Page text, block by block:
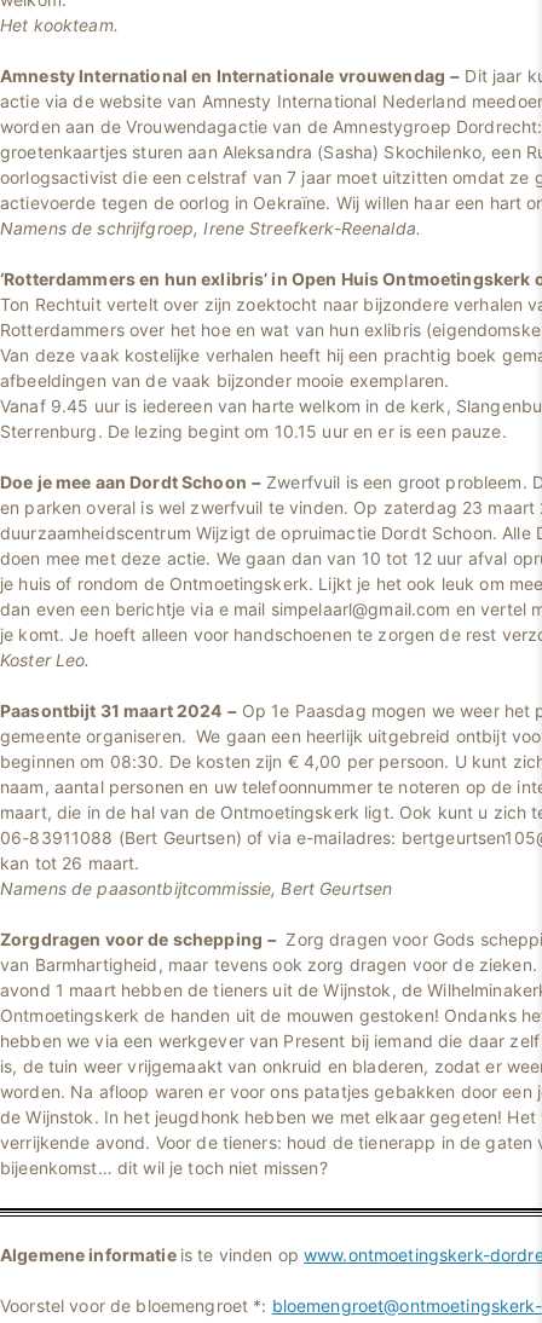
Het kookteam.
Amnesty International en Internationale vrouwendag − Dit jaar
actie via de website van Amnesty International Nederland
worden aan de Vrouwendagactie van de Amnestygroep
groetenkaartjes sturen aan Aleksandra (Sasha) Skochilenko, een
oorlogsactivist die een celstraf van 7 jaar moet uitzitten omdat ze
actievoerde tegen de oorlog in Oekraïne. Wij willen haar een hart
Namens de schrijfgroep, Irene Streefkerk-Reenalda.
‘Rotterdammers en hun exlibris’ in Open Huis Ontmoetingskerk
Ton Rechtuit vertelt over zijn zoektocht naar bijzondere verhalen
Rotterdammers over het hoe en wat van hun exlibris
Van deze vaak kostelijke verhalen heeft hij een prachtig boek
afbeeldingen van de vaak bijzonder mooie exemplaren.
Vanaf 9.45 uur is iedereen van harte welkom in de kerk,
Sterrenburg. De lezing begint om 10.15 uur en er is een pauze.
Doe je mee aan Dordt Schoon − Zwerfvuil is een groot probleem.
en parken overal is wel zwerfvuil te vinden. Op zaterdag 23 maart
duurzaamheidscentrum Wijzigt de opruimactie Dordt Schoon. Alle
doen mee met deze actie. We gaan dan van 10 tot 12 uur afval
je huis of rondom de Ontmoetingskerk. Lijkt je het ook leuk om
dan even een berichtje via e mail simpelaarl@gmail.com en vertel
je komt. Je hoeft alleen voor handschoenen te zorgen de rest
Koster Leo.
Paasontbijt 31 maart 2024 − Op 1e Paasdag mogen we weer het
gemeente organiseren. We gaan een heerlijk uitgebreid ontbijt
beginnen om 08:30. De kosten zijn € 4,00 per persoon. U kunt
naam, aantal personen en uw telefoonnummer te noteren op de
maart, die in de hal van de Ontmoetingskerk ligt. Ook kunt u zich
06-83911088 (Bert Geurtsen) of via e-mailadres:
kan tot 26 maart.
Namens de paasontbijtcommissie, Bert Geurtsen
Zorgdragen voor de schepping − Zorg dragen voor Gods
van Barmhartigheid, maar tevens ook zorg dragen voor de
avond 1 maart hebben de tieners uit de Wijnstok, de
Ontmoetingskerk de handen uit de mouwen gestoken! Ondanks
hebben we via een werkgever van Present bij iemand die daar
is, de tuin weer vrijgemaakt van onkruid en bladeren, zodat er
worden. Na afloop waren er voor ons patatjes gebakken door een
de Wijnstok. In het jeugdhonk hebben we met elkaar gegeten! Het
verrijkende avond. Voor de tieners: houd de tienerapp in de gaten
bijeenkomst… dit wil je toch niet missen?
Algemene informatie is te vinden opwww.ontmoetingskerk-
Voorstel voor de bloemengroet *: